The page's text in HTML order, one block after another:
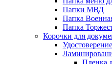
Папки МВД
Папка
Папка
Корочки для
Пленка